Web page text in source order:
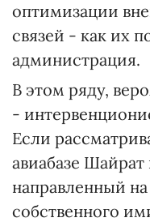
оптимизации
связей - как их
администрация.
В этом ряду,
-
Если
авиабазе
направленный
собственного